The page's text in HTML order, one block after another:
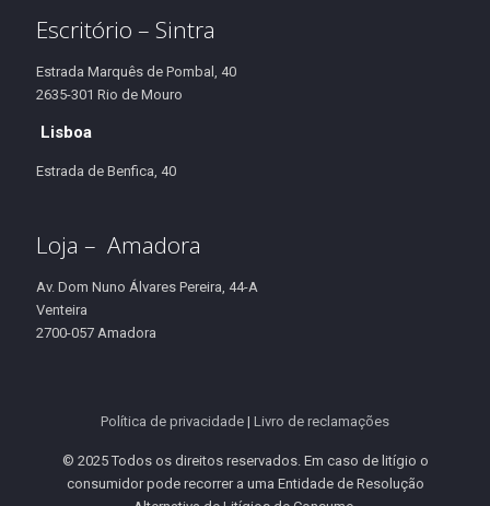
Escritório – Sintra
Estrada Marquês de Pombal, 40
2635-301 Rio de Mouro
Lisboa
Estrada de Benfica, 40
Loja – Amadora
Av. Dom Nuno Álvares Pereira, 44-A
Venteira
2700-057 Amadora
Política de privacidade | Livro de reclamações
© 2025 Todos os direitos reservados. Em caso de litígio o
consumidor pode recorrer a uma Entidade de Resolução